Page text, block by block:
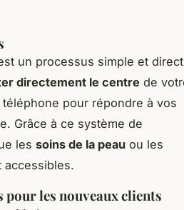
un processus simple et
directement le centre de
pour répondre à vos
Grâce à ce système de
les soins de la peau ou les
accessibles.
les nouveaux clients